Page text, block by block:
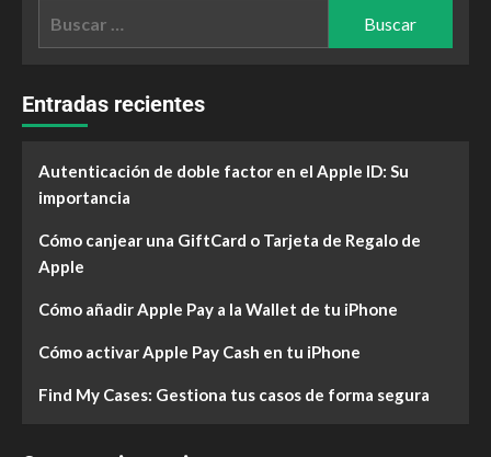
Entradas recientes
Autenticación de doble factor en el Apple ID: Su
importancia
Cómo canjear una GiftCard o Tarjeta de Regalo de
Apple
Cómo añadir Apple Pay a la Wallet de tu iPhone
Cómo activar Apple Pay Cash en tu iPhone
Find My Cases: Gestiona tus casos de forma segura